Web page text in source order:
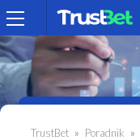
TrustBet Poradnik